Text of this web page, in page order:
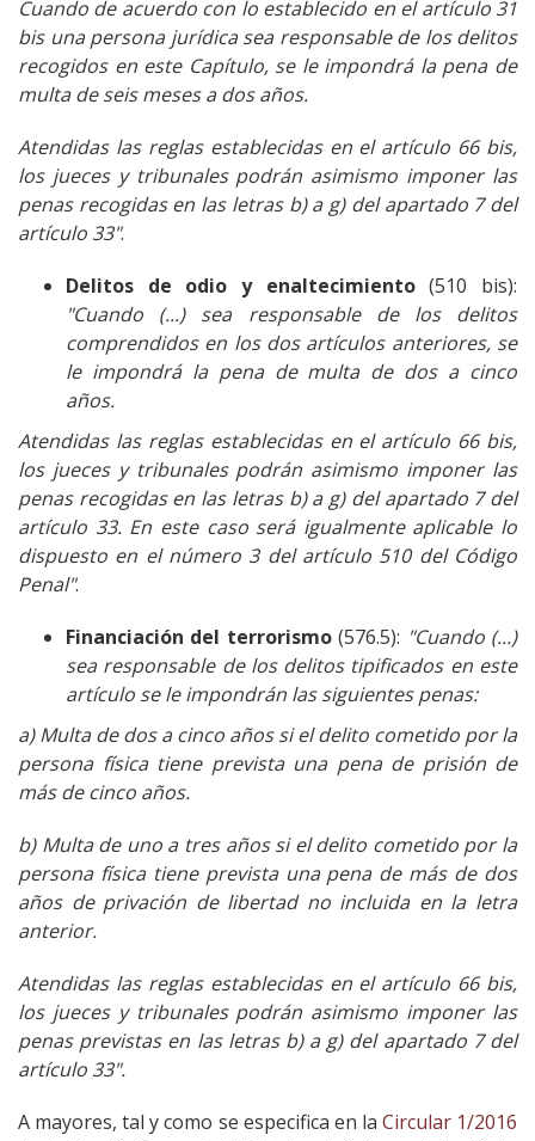
Cuando de acuerdo con lo establecido en el artículo 31
bis una persona jurídica sea responsable de los delitos
recogidos en este Capítulo, se le impondrá la pena de
multa de seis meses a dos años.
Atendidas las reglas establecidas en el artículo 66 bis,
los jueces y tribunales podrán asimismo imponer las
penas recogidas en las letras b) a g) del apartado 7 del
artículo 33".
Delitos de odio y enaltecimiento(510 bis):
"Cuando (...) sea responsable de los delitos
comprendidos en los dos artículos anteriores, se
le impondrá la pena de multa de dos a cinco
años.
Atendidas las reglas establecidas en el artículo 66 bis,
los jueces y tribunales podrán asimismo imponer las
penas recogidas en las letras b) a g) del apartado 7 del
artículo 33. En este caso será igualmente aplicable lo
dispuesto en el número 3 del artículo 510 del Código
Penal".
Financiación del terrorismo(576.5): "Cuando (...)
sea responsable de los delitos tipificados en este
artículo se le impondrán las siguientes penas:
a) Multa de dos a cinco años si el delito cometido por la
persona física tiene prevista una pena de prisión de
más de cinco años.
b) Multa de uno a tres años si el delito cometido por la
persona física tiene prevista una pena de más de dos
años de privación de libertad no incluida en la letra
anterior.
Atendidas las reglas establecidas en el artículo 66 bis,
los jueces y tribunales podrán asimismo imponer las
penas previstas en las letras b) a g) del apartado 7 del
artículo 33".
A mayores, tal y como se especifica en la Circular 1/2016